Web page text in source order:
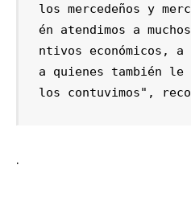
los mercedeños y
én atendimos a
ntivos económicos, a
a quienes también le
.